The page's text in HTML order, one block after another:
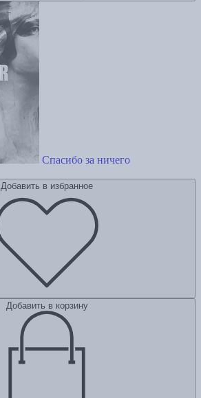
Спасибо за ничего
Добавить в избранное
Добавить в корзину